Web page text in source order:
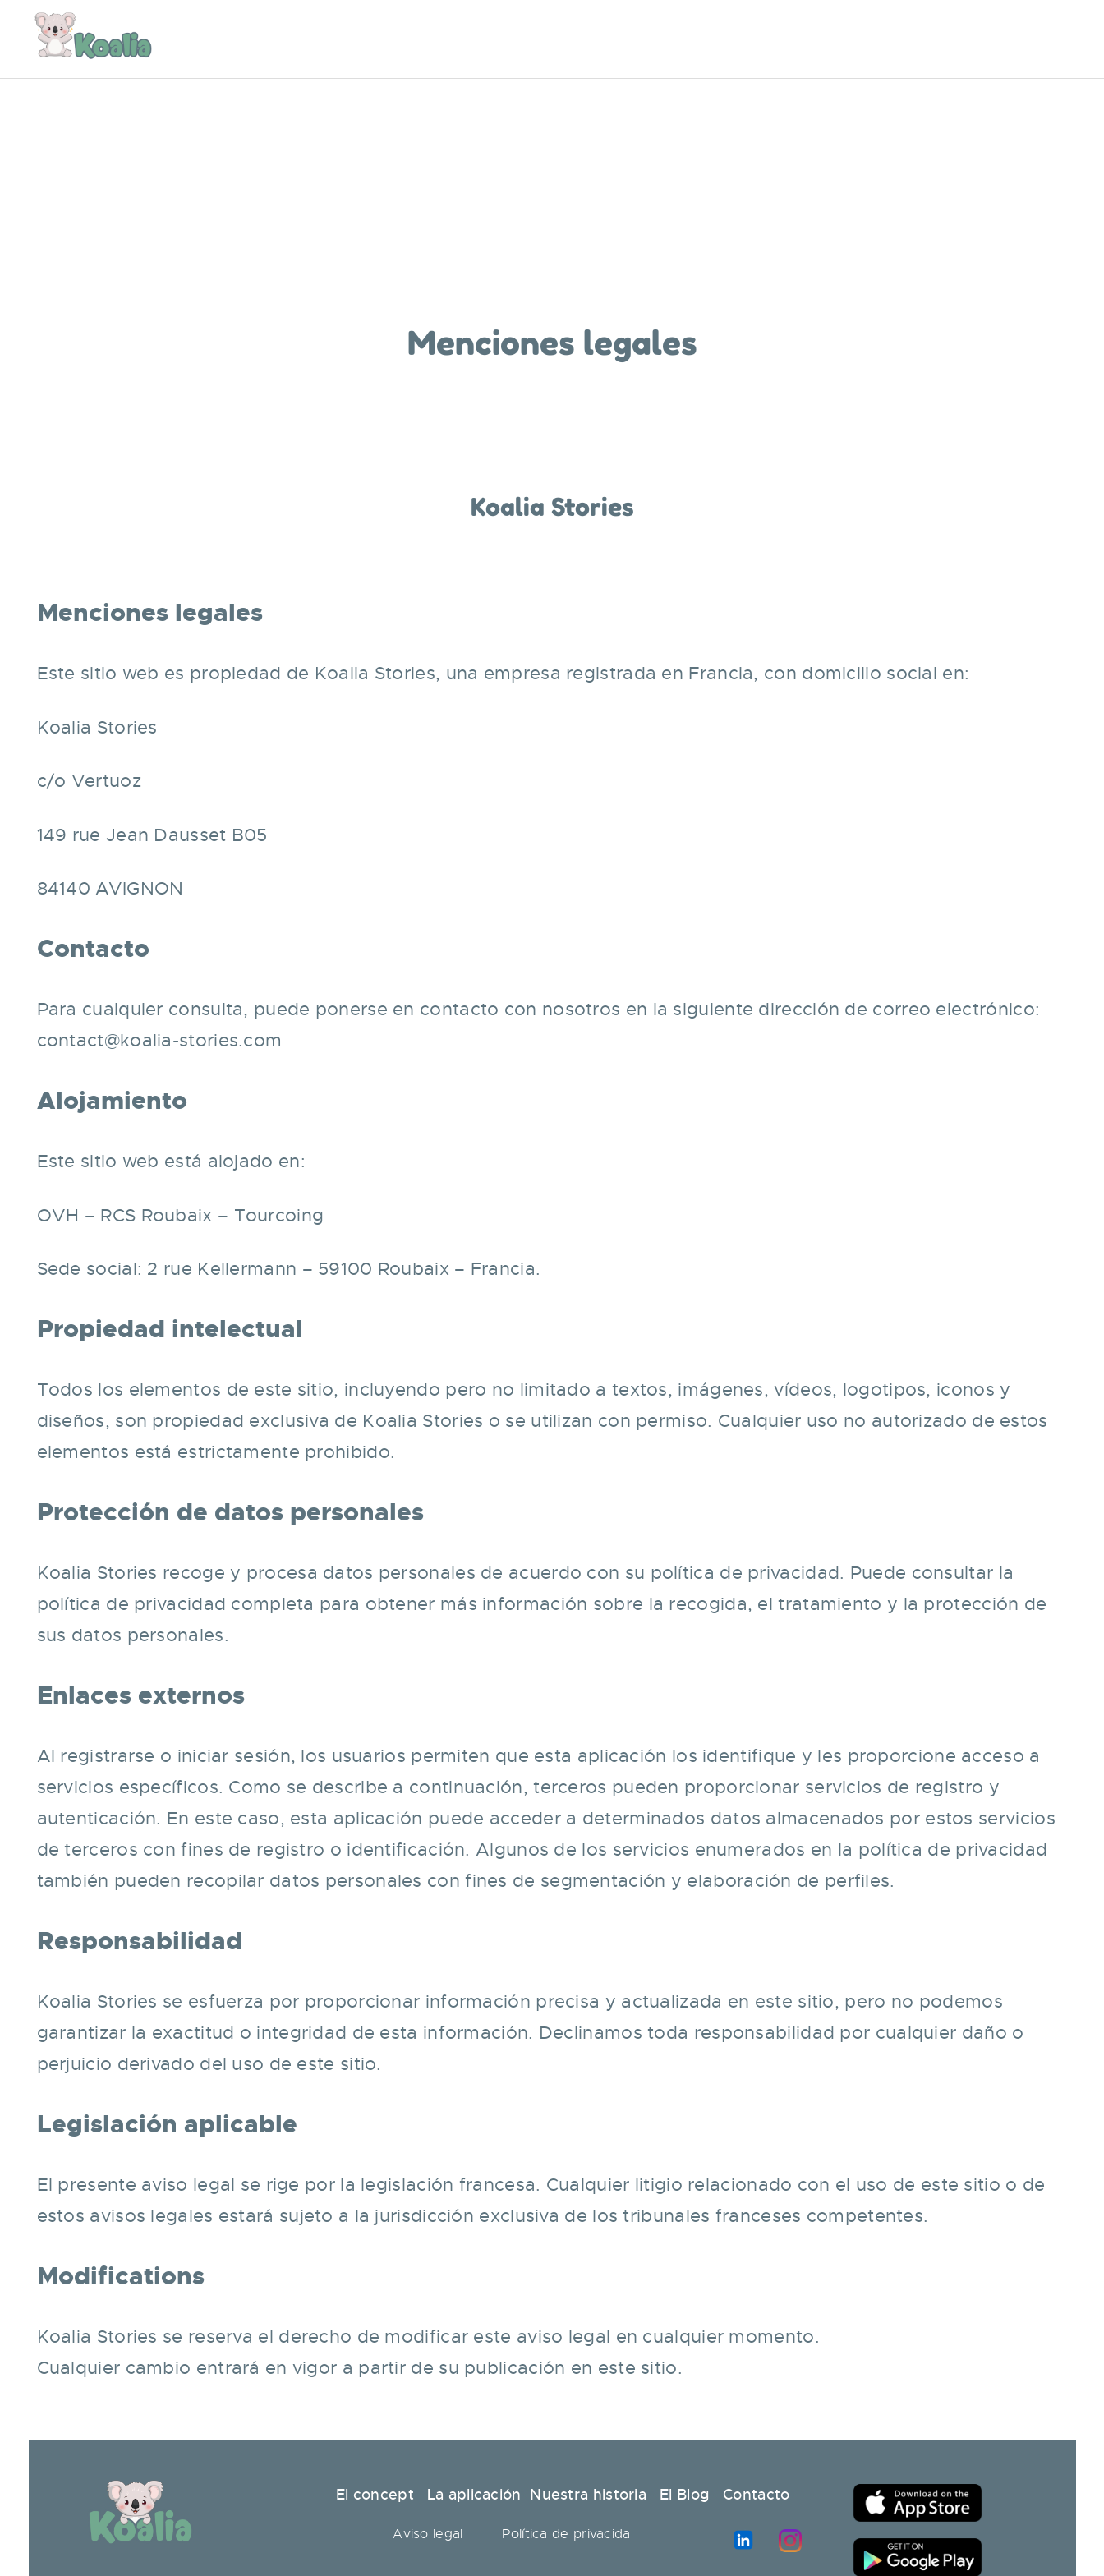
Menciones legales
Koalia Stories
Menciones legales
Este sitio web es propiedad de Koalia Stories, una empresa registrada en Francia, con domicilio social en:
Koalia Stories
c/o Vertuoz
149 rue Jean Dausset B05
84140 AVIGNON
Contacto
Para cualquier consulta, puede ponerse en contacto con nosotros en la siguiente dirección de correo electrónico:
contact@koalia-stories.com
Alojamiento
Este sitio web está alojado en:
OVH – RCS Roubaix – Tourcoing
Sede social: 2 rue Kellermann – 59100 Roubaix – Francia.
Propiedad intelectual
Todos los elementos de este sitio, incluyendo pero no limitado a textos, imágenes, vídeos, logotipos, iconos y
diseños, son propiedad exclusiva de Koalia Stories o se utilizan con permiso. Cualquier uso no autorizado de estos
elementos está estrictamente prohibido.
Protección de datos personales
Koalia Stories recoge y procesa datos personales de acuerdo con su política de privacidad. Puede consultar la
política de privacidad completa para obtener más información sobre la recogida, el tratamiento y la protección de
sus datos personales.
Enlaces externos
Al registrarse o iniciar sesión, los usuarios permiten que esta aplicación los identifique y les proporcione acceso a
servicios específicos. Como se describe a continuación, terceros pueden proporcionar servicios de registro y
autenticación. En este caso, esta aplicación puede acceder a determinados datos almacenados por estos servicios
de terceros con fines de registro o identificación. Algunos de los servicios enumerados en la política de privacidad
también pueden recopilar datos personales con fines de segmentación y elaboración de perfiles.
Responsabilidad
Koalia Stories se esfuerza por proporcionar información precisa y actualizada en este sitio, pero no podemos
garantizar la exactitud o integridad de esta información. Declinamos toda responsabilidad por cualquier daño o
perjuicio derivado del uso de este sitio.
Legislación aplicable
El presente aviso legal se rige por la legislación francesa. Cualquier litigio relacionado con el uso de este sitio o de
estos avisos legales estará sujeto a la jurisdicción exclusiva de los tribunales franceses competentes.
Modifications
Koalia Stories se reserva el derecho de modificar este aviso legal en cualquier momento.
Cualquier cambio entrará en vigor a partir de su publicación en este sitio.
El concept La aplicación Nuestra historia El Blog Contacto
Aviso legal Política de privacida